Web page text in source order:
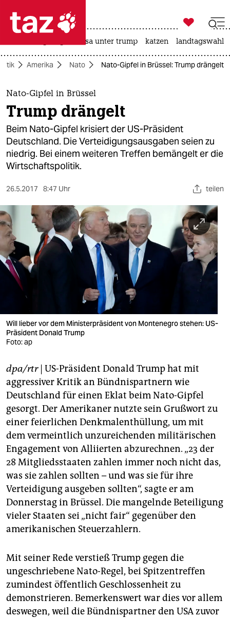
 taz zahl ich
taz zahl ich
themen
politik
öko
gesellschaft
kultur
sport
berlin
nord
wahrheit
verlag
verlag
veranstaltungen
fragen & hilfe
unterstützen
abo
genossenschaft
epaper login

taz zahl ich
usa unter trump katzen landtagswahl
Amerika Nato Nato-Gipfel in Brüssel: Trump drängelt
Nato-Gipfel in Brüssel
Trump drängelt
Beim Nato-Gipfel krisiert der US-Präsident
Deutschland. Die Verteidigungsausgaben seien zu
niedrig. Bei einem weiteren Treffen bemängelt er die
Wirtschaftspolitik.
26.5.2017 8:47 Uhr teilen
Will lieber vor dem Ministerpräsident von Montenegro stehen: US-
Präsident Donald Trump
Foto: ap
dpa/rtr| US-Präsident Donald Trump hat mit
aggressiver Kritik an Bündnispartnern wie
Deutschland für einen Eklat beim Nato-Gipfel
gesorgt. Der Amerikaner nutzte sein Grußwort zu
einer feierlichen Denkmalenthüllung, um mit
dem vermeintlich unzureichenden militärischen
Engagement von Alliierten abzurechnen. „23 der
28 Mitgliedsstaaten zahlen immer noch nicht das,
was sie zahlen sollten – und was sie für ihre
Verteidigung ausgeben sollten“, sagte er am
Donnerstag in Brüssel. Die mangelnde Beteiligung
vieler Staaten sei „nicht fair“ gegenüber den
amerikanischen Steuerzahlern.
Mit seiner Rede verstieß Trump gegen die
ungeschriebene Nato-Regel, bei Spitzentreffen
zumindest öffentlich Geschlossenheit zu
demonstrieren. Bemerkenswert war dies vor allem
deswegen, weil die Bündnispartner den USA zuvor